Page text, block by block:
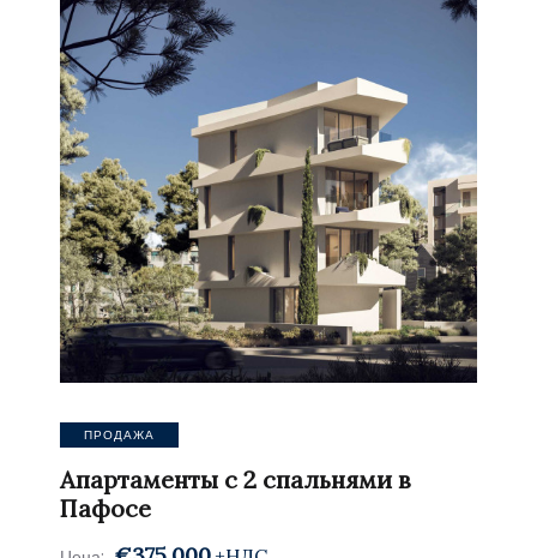
ПРОДАЖА
Апартаменты с 2 спальнями в
Пафосе